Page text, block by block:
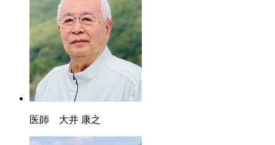
医師 大井 康之